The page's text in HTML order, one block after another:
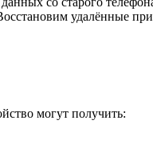
удалённые
могут получить: